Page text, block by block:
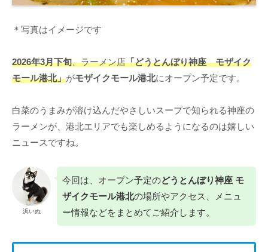
＊写真はイメージです
2026年3月下旬、ラーメン店「どうとんぼり神座 モザイク
モール港北」がモザイクモール港北にオープン予定です。
白菜のうまみが溶け込んだやさしいスープで知られる神座の
ラーメンが、港北エリアでも楽しめるようになるのは嬉しい
ニュースですね。
浜いぬ
今回は、オープン予定のどうとんぼり神座 モ
ザイクモール港北の場所やアクセス、メニュ
ー情報などをまとめてご紹介します。